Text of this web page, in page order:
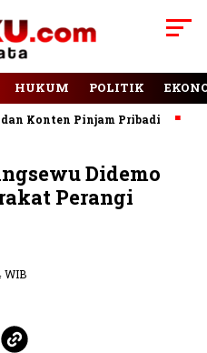
HUKUM POLITIK
Pinjam Pribadi
Didemo
Perangi
WIB